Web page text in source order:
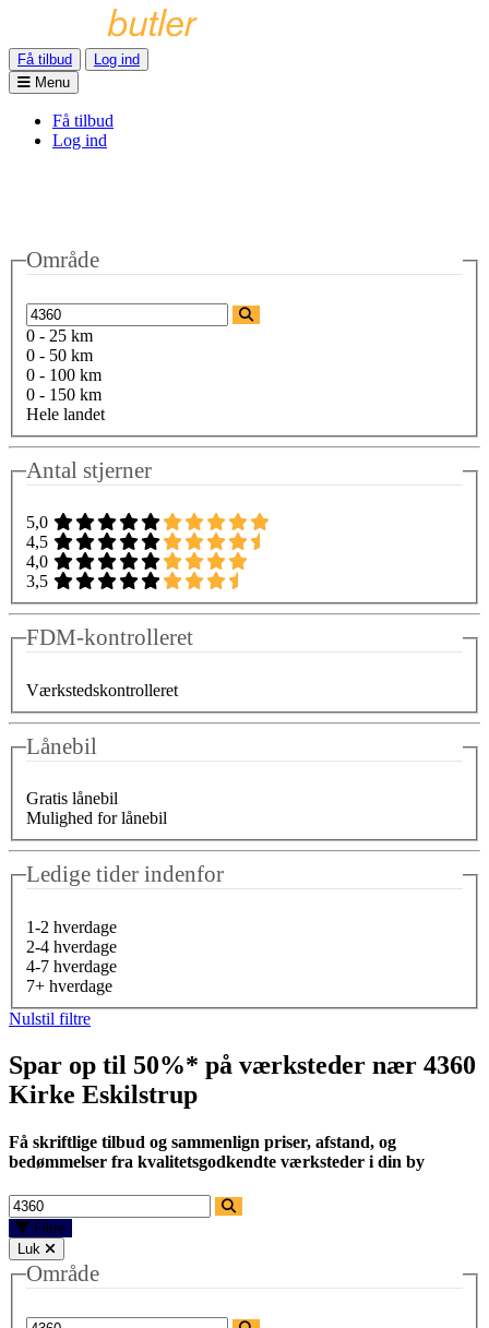
Få tilbud
Log ind
Menu
Få tilbud
Log ind
Område
0 - 25 km
0 - 50 km
0 - 100 km
0 - 150 km
Hele landet
Antal stjerner
5,0
4,5
4,0
3,5
FDM-kontrolleret
Værkstedskontrolleret
Lånebil
Gratis lånebil
Mulighed for lånebil
Ledige tider indenfor
1-2 hverdage
2-4 hverdage
4-7 hverdage
7+ hverdage
Nulstil filtre
Spar op til 50%* på værksteder nær 4360
Kirke Eskilstrup
Få skriftlige tilbud og sammenlign priser, afstand, og
bedømmelser fra kvalitetsgodkendte værksteder i din by
Filtre
Luk
Område